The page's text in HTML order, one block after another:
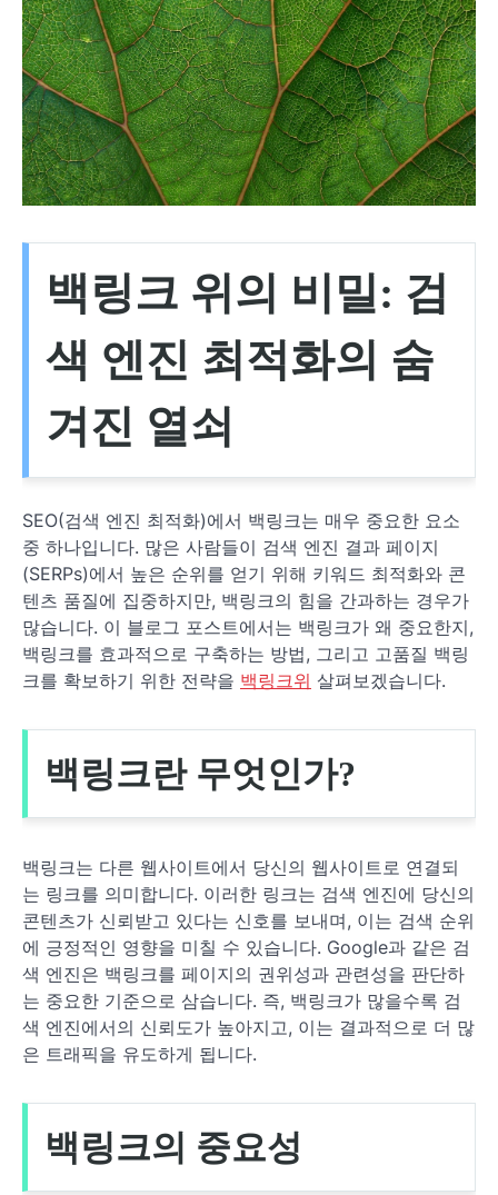
백링크 위의 비밀: 검
색 엔진 최적화의 숨
겨진 열쇠
SEO(검색 엔진 최적화)에서 백링크는 매우 중요한 요소
중 하나입니다. 많은 사람들이 검색 엔진 결과 페이지
(SERPs)에서 높은 순위를 얻기 위해 키워드 최적화와 콘
텐츠 품질에 집중하지만, 백링크의 힘을 간과하는 경우가
많습니다. 이 블로그 포스트에서는 백링크가 왜 중요한지,
백링크를 효과적으로 구축하는 방법, 그리고 고품질 백링
크를 확보하기 위한 전략을 백링크위 살펴보겠습니다.
백링크란 무엇인가?
백링크는 다른 웹사이트에서 당신의 웹사이트로 연결되
는 링크를 의미합니다. 이러한 링크는 검색 엔진에 당신의
콘텐츠가 신뢰받고 있다는 신호를 보내며, 이는 검색 순위
에 긍정적인 영향을 미칠 수 있습니다. Google과 같은 검
색 엔진은 백링크를 페이지의 권위성과 관련성을 판단하
는 중요한 기준으로 삼습니다. 즉, 백링크가 많을수록 검
색 엔진에서의 신뢰도가 높아지고, 이는 결과적으로 더 많
은 트래픽을 유도하게 됩니다.
백링크의 중요성